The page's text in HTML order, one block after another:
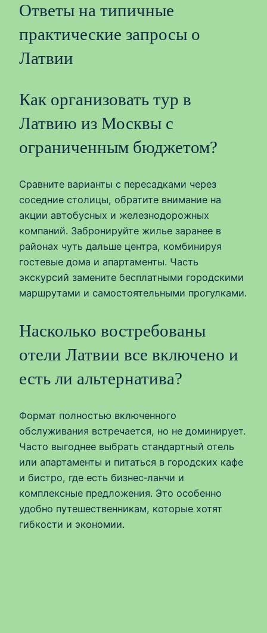
Ответы на типичные
практические запросы о
Латвии
Как организовать тур в
Латвию из Москвы с
ограниченным бюджетом?
Сравните варианты с пересадками через
соседние столицы, обратите внимание на
акции автобусных и железнодорожных
компаний. Забронируйте жилье заранее в
районах чуть дальше центра, комбинируя
гостевые дома и апартаменты. Часть
экскурсий замените бесплатными городскими
маршрутами и самостоятельными прогулками.
Насколько востребованы
отели Латвии все включено и
есть ли альтернатива?
Формат полностью включенного
обслуживания встречается, но не доминирует.
Часто выгоднее выбрать стандартный отель
или апартаменты и питаться в городских кафе
и бистро, где есть бизнес‑ланчи и
комплексные предложения. Это особенно
удобно путешественникам, которые хотят
гибкости и экономии.